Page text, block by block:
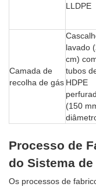
LLDPE
Camada de
recolha de gás
lavado
cm)
tubos
HDPE
(150
Processo de
do Sistema
Os processos de